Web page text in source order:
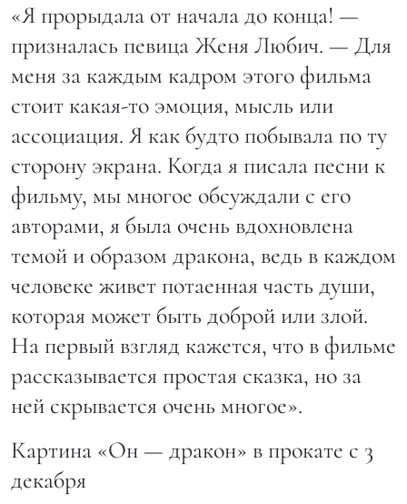
«Я прорыдала от начала до конца! —
призналась певица Женя Любич. — Для
меня за каждым кадром этого фильма
стоит какая-то эмоция, мысль или
ассоциация. Я как будто побывала по ту
сторону экрана. Когда я писала песни к
фильму, мы многое обсуждали с его
авторами, я была очень вдохновлена
темой и образом дракона, ведь в каждом
человеке живет потаенная часть души,
которая может быть доброй или злой.
На первый взгляд кажется, что в фильме
рассказывается простая сказка, но за
ней скрывается очень многое».
Картина «Он — дракон» в прокате с 3
декабря